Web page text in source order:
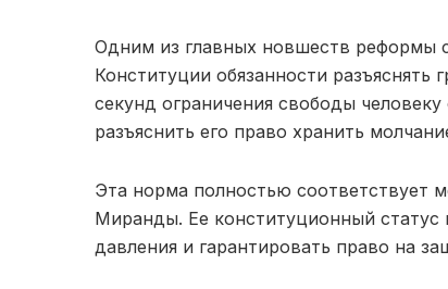
Одним из главных новшеств реформы
Конституции обязанности
секунд ограничения свободы
разъяснить его право хранить
Эта норма полностью соответствует
Миранды. Ее конституционный статус
давления и гарантировать право на